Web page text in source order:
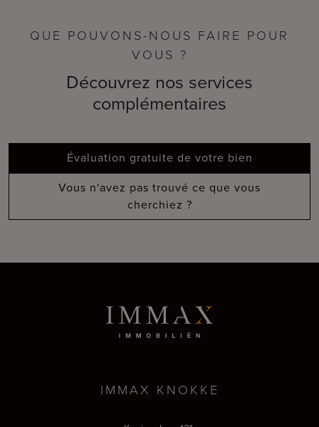
QUE POUVONS-NOUS FAIRE POUR
VOUS ?
Découvrez nos services
complémentaires
Évaluation gratuite de votre bien
Vous n'avez pas trouvé ce que vous
cherchiez ?
IMMAX KNOKKE